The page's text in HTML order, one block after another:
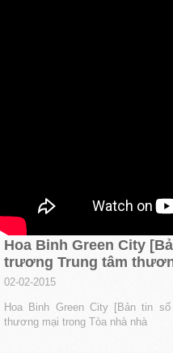
Hoa Binh Green City
trương Trung tâm
02-02-2015
Hoa Binh Green City [Bản tin
thương mại trong Tòa nhà nhà